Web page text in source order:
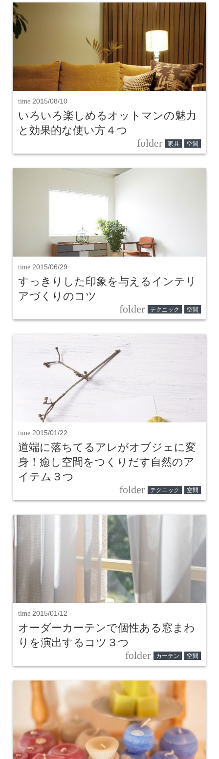
time 2015/08/10
いろいろ楽しめるオットマンの魅力
と効果的な使い方４つ
folder 家具 空間
time 2015/06/29
すっきりした印象を与えるインテリ
アづくりのコツ
folder テクニック 空間
time 2015/01/22
道端に落ちてるアレがオブジェに変
身！癒し空間をつくりだす自然のア
イテム３つ
folder テクニック 空間
time 2015/01/12
オーダーカーテンで個性ある窓まわ
りを演出するコツ３つ
folder カーテン 空間